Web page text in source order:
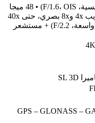
ثلاثية: • 48 ميجا بكسل (رئيسية، F/1.6، OIS) • 48 ميجا
بكسل (تيليفوتو، F/2.8، تقريب 4x و8x بصري، حتى 40x
ديجيتال) • 48 ميجا بكسل (واسعة، F/2.2) + مستشعر
GPS – GLONASS –